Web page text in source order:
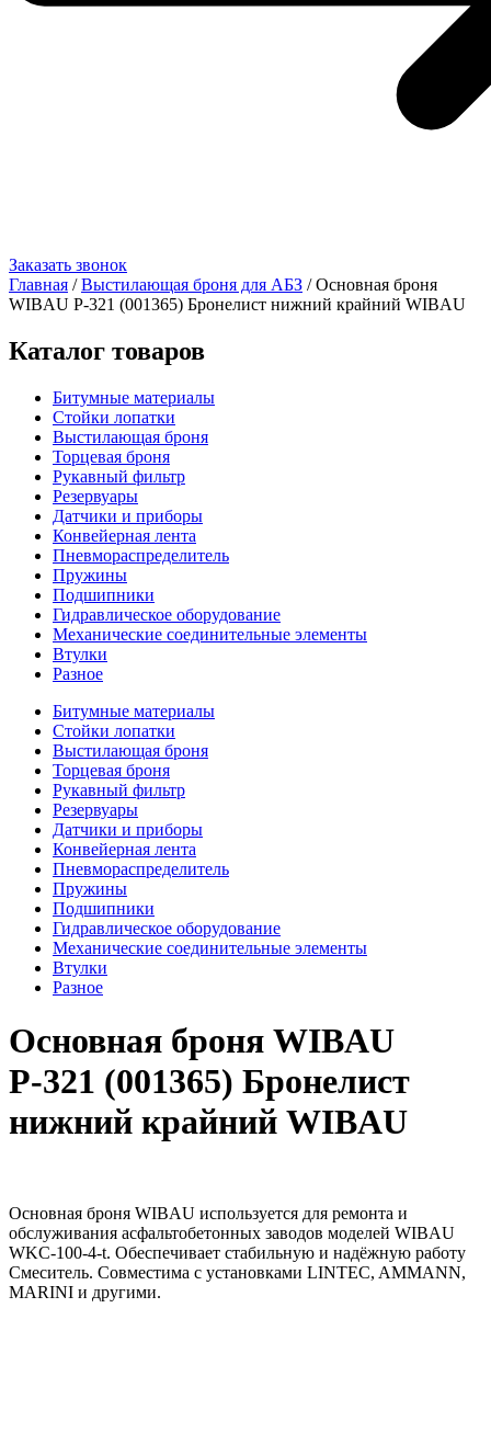
Заказать звонок
Главная /Выстилающая броня для АБЗ / Основная броня
WIBAU Р-321 (001365) Бронелист нижний крайний WIBAU
Каталог товаров
Битумные материалы
Стойки лопатки
Выстилающая броня
Торцевая броня
Рукавный фильтр
Резервуары
Датчики и приборы
Конвейерная лента
Пневмораспределитель
Пружины
Подшипники
Гидравлическое оборудование
Механические соединительные элементы
Втулки
Разное
Битумные материалы
Стойки лопатки
Выстилающая броня
Торцевая броня
Рукавный фильтр
Резервуары
Датчики и приборы
Конвейерная лента
Пневмораспределитель
Пружины
Подшипники
Гидравлическое оборудование
Механические соединительные элементы
Втулки
Разное
Основная броня WIBAU
Р-321 (001365) Бронелист
нижний крайний WIBAU
Основная броня WIBAU используется для ремонта и
обслуживания асфальтобетонных заводов моделей WIBAU
WKC-100-4-t. Обеспечивает стабильную и надёжную работу
Смеситель. Совместима с установками LINTEC, AMMANN,
MARINI и другими.